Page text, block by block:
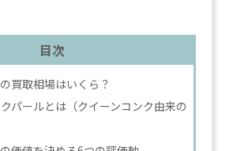
目次
買取相場はいくら？
パールとは（クイーンコンク由来の